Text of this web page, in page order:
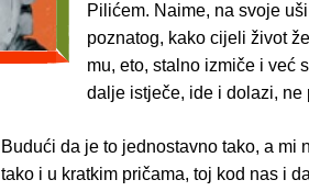
Pilićem. Naime, na svoje
poznatog, kako cijeli život
mu, eto, stalno izmiče i već
dalje istječe, ide i dolazi, ne
Budući da je to jednostavno tako, a mi
tako i u kratkim pričama, toj kod nas i